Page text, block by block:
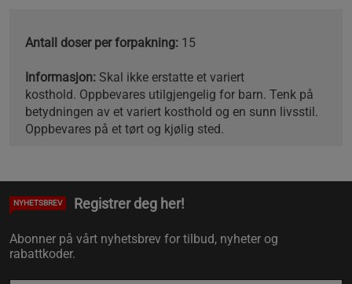
Antall doser per forpakning: 15
Informasjon: Skal ikke erstatte et variert
kosthold. Oppbevares utilgjengelig for barn. Tenk på
betydningen av et variert kosthold og en sunn livsstil.
Oppbevares på et tørt og kjølig sted.
NYHETSBREV Registrer deg her!
Abonner på vårt nyhetsbrev for tilbud, nyheter og
rabattkoder.